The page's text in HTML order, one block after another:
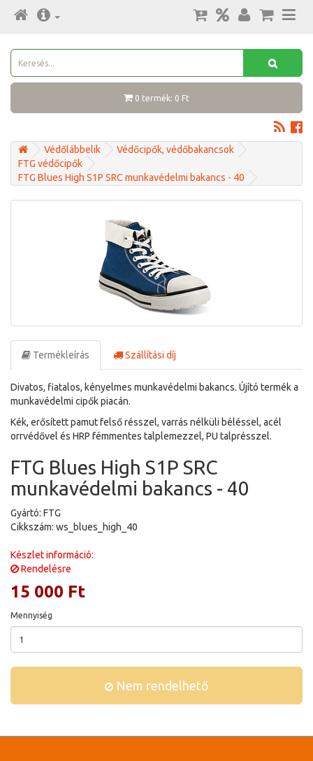
0 termék: 0 Ft
Védőlábbelik
Védőcipők, védőbakancsok
FTG védőcipők
FTG Blues High S1P SRC munkavédelmi bakancs - 40
Termékleírás Szállítási díj
Divatos, fiatalos, kényelmes munkavédelmi bakancs. Újító termék a
munkavédelmi cipők piacán.
Kék, erősített pamut felső résszel, varrás nélküli béléssel, acél
orrvédővel és HRP fémmentes talplemezzel, PU talprésszel.
FTG Blues High S1P SRC
munkavédelmi bakancs - 40
Gyártó: FTG
Cikkszám: ws_blues_high_40
Készlet információ:
Rendelésre
15 000 Ft
Mennyiség
Nem rendelhető